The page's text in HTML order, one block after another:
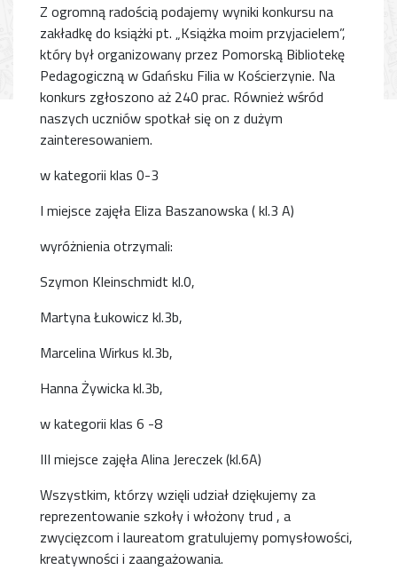
Z ogromną radością podajemy wyniki konkursu na
zakładkę do książki pt. „Książka moim przyjacielem”,
który był organizowany przez Pomorską Bibliotekę
Pedagogiczną w Gdańsku Filia w Kościerzynie. Na
konkurs zgłoszono aż 240 prac. Również wśród
naszych uczniów spotkał się on z dużym
zainteresowaniem.
w kategorii klas 0-3
I miejsce zajęła Eliza Baszanowska ( kl.3 A)
wyróżnienia otrzymali:
Szymon Kleinschmidt kl.0,
Martyna Łukowicz kl.3b,
Marcelina Wirkus kl.3b,
Hanna Żywicka kl.3b,
w kategorii klas 6 -8
III miejsce zajęła Alina Jereczek (kl.6A)
Wszystkim, którzy wzięli udział dziękujemy za
reprezentowanie szkoły i włożony trud , a
zwycięzcom i laureatom gratulujemy pomysłowości,
kreatywności i zaangażowania.